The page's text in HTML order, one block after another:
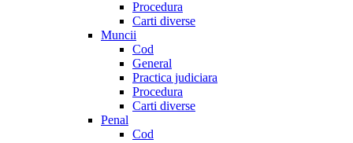
Procedura
Carti diverse
Muncii
Cod
General
Practica judiciara
Procedura
Carti diverse
Penal
Cod